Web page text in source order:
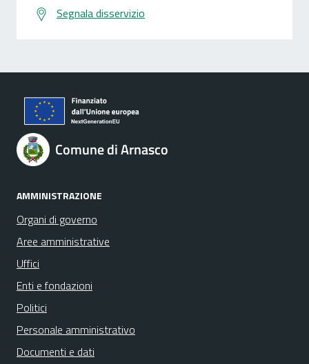
Segnala disservizio
Comune di Arnasco
AMMINISTRAZIONE
Organi di governo
Aree amministrative
Uffici
Enti e fondazioni
Politici
Personale amministrativo
Documenti e dati